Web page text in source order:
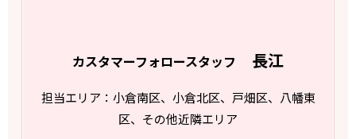
カスタマーフォロースタッフ 長江
担当エリア：小倉南区、小倉北区、戸畑区、八幡東
区、その他近隣エリア